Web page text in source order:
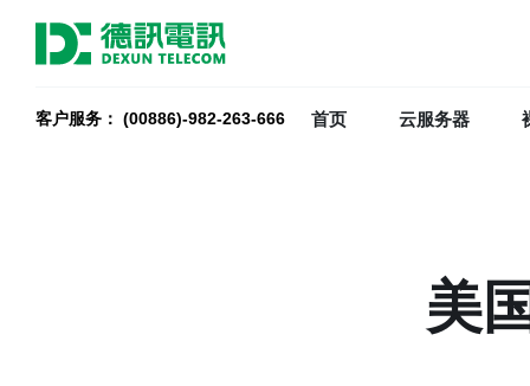
客户服务： (00886)-982-263-666 首页 云服务器
美